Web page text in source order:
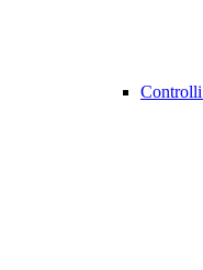
Controlli